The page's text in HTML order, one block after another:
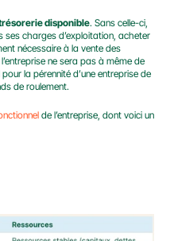
disponible. Sans celle-ci,
ses charges d’exploitation, acheter
nécessaire à la vente des
ne sera pas à même de
la pérennité d’une entreprise de
de roulement.
de l’entreprise, dont voici un